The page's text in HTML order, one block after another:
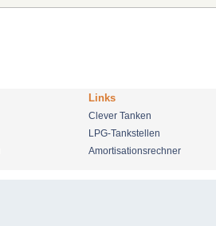
Links
Clever Tanken
LPG-Tankstellen
Amortisationsrechner